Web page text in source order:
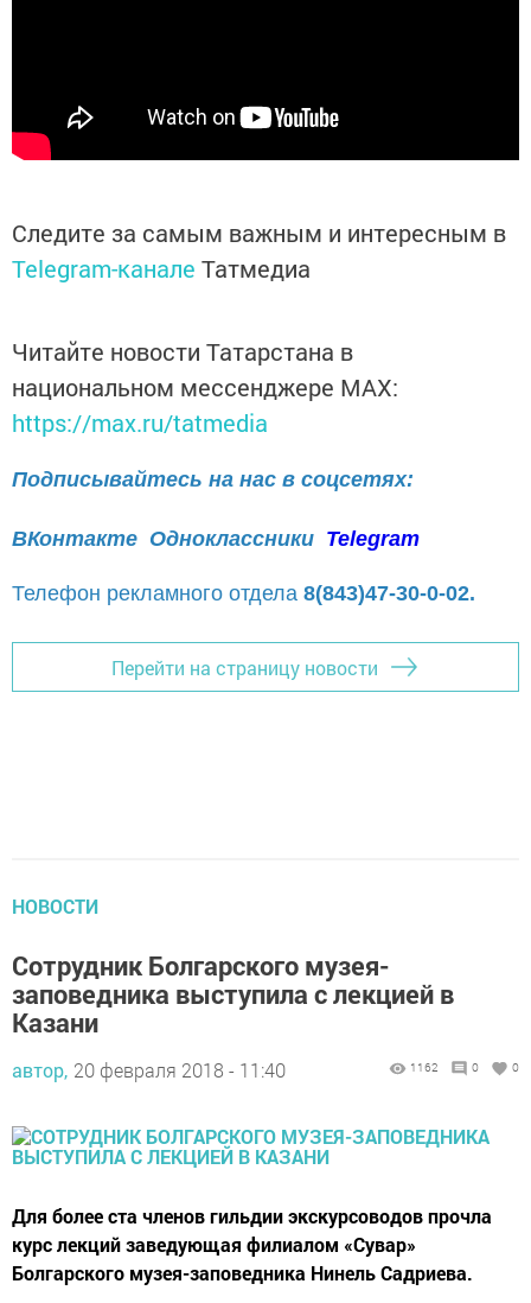
Следите за самым важным и интересным в
Telegram-канале Татмедиа
Читайте новости Татарстана в
национальном мессенджере MАХ:
https://max.ru/tatmedia
Подписывайтесь на нас в соцсетях:
ВКонтакте Одноклассники Telegram
Телефон рекламного отдела 8(843)47-30-0-02.
Перейти на страницу новости
НОВОСТИ
Сотрудник Болгарского музея-
заповедника выступила с лекцией в
Казани
автор, 20 февраля 2018 - 11:40 1162 0 0
Для более ста членов гильдии экскурсоводов прочла
курс лекций заведующая филиалом «Сувар»
Болгарского музея-заповедника Нинель Садриева.